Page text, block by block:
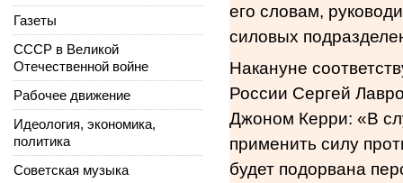
его словам,
силовых
Накануне
России Сергей
Джоном Керри: «В
применить силу
будет подорвана
Газеты
СССР в Великой
Отечественной войне
Рабочее движение
Идеология, экономика,
политика
Советская музыка